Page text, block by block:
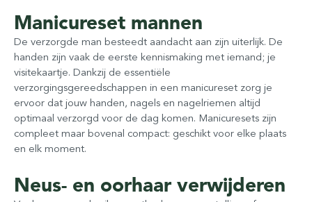
Manicureset mannen
De verzorgde man besteedt aandacht aan zijn uiterlijk. De
handen zijn vaak de eerste kennismaking met iemand; je
visitekaartje. Dankzij de essentiële
verzorgingsgereedschappen in een manicureset zorg je
ervoor dat jouw handen, nagels en nagelriemen altijd
optimaal verzorgd voor de dag komen. Manicuresets zijn
compleet maar bovenal compact: geschikt voor elke plaats
en elk moment.
Neus- en oorhaar verwijderen